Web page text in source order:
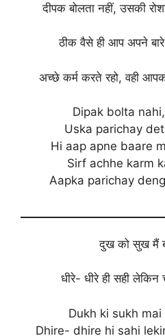
दीपक बोलता नहीं, उसकी
ठीक वैसे ही आप अपने
अच्छे कर्म करते रहो, वही
Dipak bolta
Uska parichay
Hi aap apne baare
Sirf achhe karm
Aapka parichay
दुख को सुख मैं
धीरे- धीरे ही सही
Dukh ki sukh
Dhire- dhire hi sahi